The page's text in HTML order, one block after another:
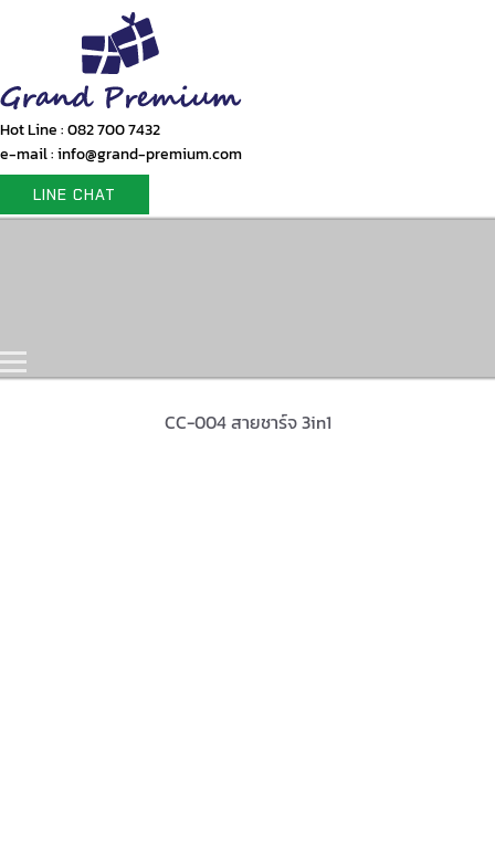
Hot Line : 082 700 7432
e-mail : info@grand-premium.com
LINE CHAT
CC-004 สายชาร์จ 3in1